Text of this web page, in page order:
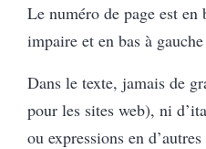
Le numéro de page est en
impaire et en bas à
Dans le texte, jamais de
pour les sites web), ni
ou expressions en